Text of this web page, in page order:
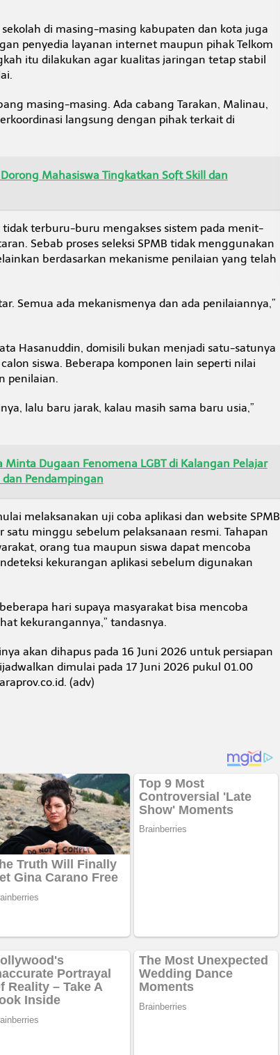
di masing-masing kabupaten dan kota juga
penyedia layanan internet maupun pihak Telkom
itu dilakukan agar kualitas jaringan tetap stabil
masing-masing. Ada cabang Tarakan, Malinau,
langsung dengan pihak terkait di
Mahasiswa Tingkatkan Soft Skill dan
terburu-buru mengakses sistem pada menit-
Sebab proses seleksi SPMB tidak menggunakan
berdasarkan mekanisme penilaian yang telah
Semua ada mekanismenya dan ada penilaiannya,”
Hasanuddin, domisili bukan menjadi satu-satunya
siswa. Beberapa komponen lain seperti nilai
penilaian.
lalu baru jarak, kalau masih sama baru usia,”
Minta Dugaan Fenomena LGBT di Kalangan Pelajar
Pendampingan
melaksanakan uji coba aplikasi dan website SPMB
satu minggu sebelum pelaksanaan resmi. Tahapan
orang tua maupun siswa dapat mencoba
kekurangan aplikasi sebelum digunakan
hari supaya masyarakat bisa mencoba
kekurangannya,” tandasnya.
akan dihapus pada 16 Juni 2026 untuk persiapan
dimulai pada 17 Juni 2026 pukul 01.00
(adv)